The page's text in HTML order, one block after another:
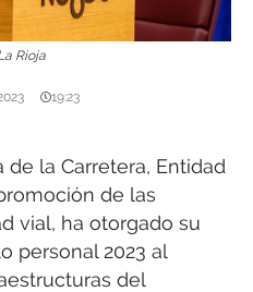
Rioja
19:23
de la Carretera, Entidad
de las
vial, ha otorgado su
personal 2023 al
del